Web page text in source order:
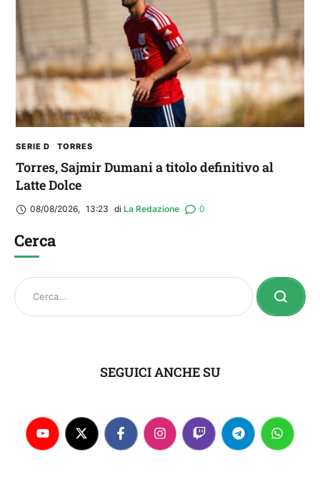
SERIE D TORRES
Torres, Sajmir Dumani a titolo definitivo al
Latte Dolce
08/08/2026, 13:23 di La Redazione 0
Cerca
SEGUICI ANCHE SU